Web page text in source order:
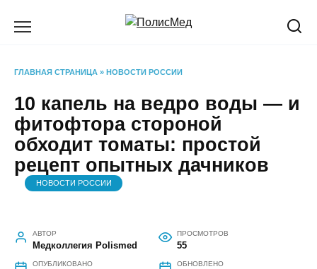
ГЛАВНАЯ СТРАНИЦА » НОВОСТИ РОССИИ
10 капель на ведро воды — и
фитофтора стороной
обходит томаты: простой
рецепт опытных дачников
НОВОСТИ РОССИИ
АВТОР
Медколлегия Polismed
ПРОСМОТРОВ
55
ОПУБЛИКОВАНО ОБНОВЛЕНО